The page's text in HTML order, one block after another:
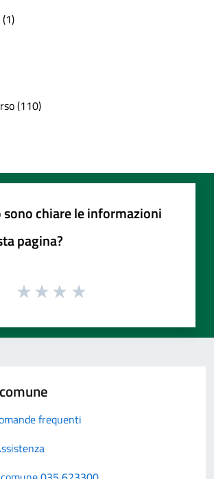
(110)
sono chiare le informazioni
pagina?
frequenti